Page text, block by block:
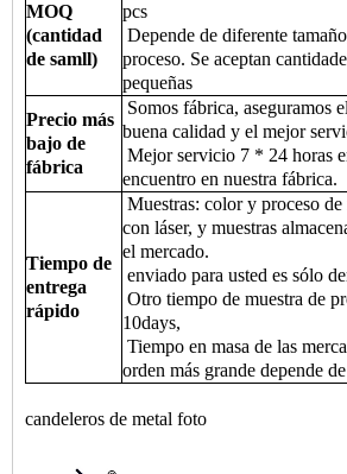
MOQ
(cantidad
de samll)
pcs
Depende de diferente
proceso. Se aceptan
pequeñas
Precio más
bajo de
fábrica
Somos fábrica, aseguramos
buena calidad y el mejor
Mejor servicio 7 * 24 horas
encuentro en nuestra fábrica.
Tiempo de
entrega
rápido
Muestras: color y proceso
con láser, y muestras
el mercado.
enviado para usted es sólo
Otro tiempo de muestra de
10days,
Tiempo en masa de las
orden más grande depende
candeleros de metal foto